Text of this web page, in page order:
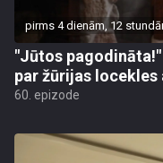
pirms 4 dienām, 12
"Jūtos
par žūrijas locekles
60. epizode